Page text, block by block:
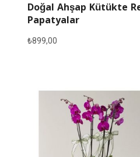
Doğal Ahşap Kütükte
Papatyalar
₺899,00